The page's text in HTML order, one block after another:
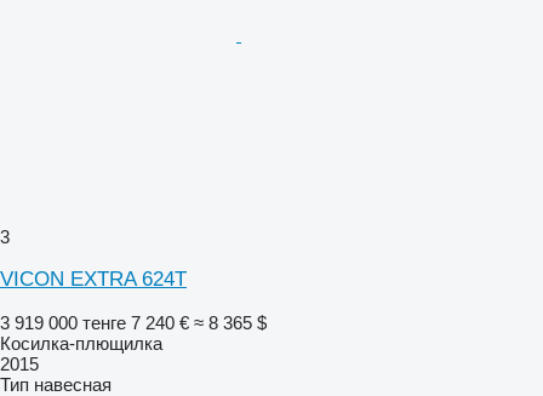
3
VICON EXTRA 624T
3 919 000 тенге 7 240 € ≈ 8 365 $
Косилка-плющилка
2015
Тип навесная